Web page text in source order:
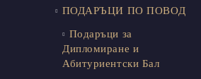
ПОДАРЪЦИ ПО ПОВОД
Подаръци за
Дипломиране и
Абитуриентски Бал